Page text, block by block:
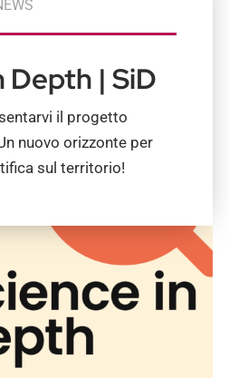
Depth | SiD
il progetto
nuovo orizzonte per
sul territorio!